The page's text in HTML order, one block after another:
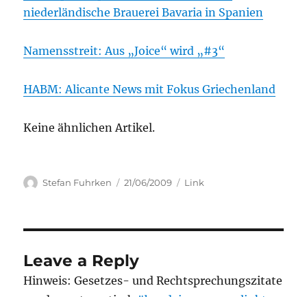
niederländische Brauerei Bavaria in Spanien
Namensstreit: Aus „Joice“ wird „#3“
HABM: Alicante News mit Fokus Griechenland
Keine ähnlichen Artikel.
Author
Stefan Fuhrken
Posted
21/06/2009 Categories
Link
Leave a Reply
Hinweis: Gesetzes- und Rechtsprechungszitate